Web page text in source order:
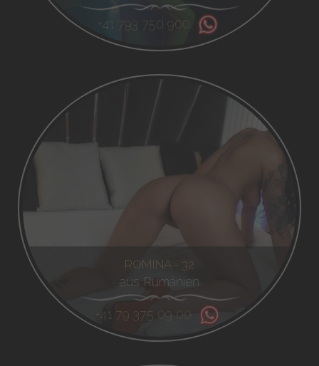
+41 793 750 900
ROMINA - 32
aus Rumänien
+41 79 375 09 00